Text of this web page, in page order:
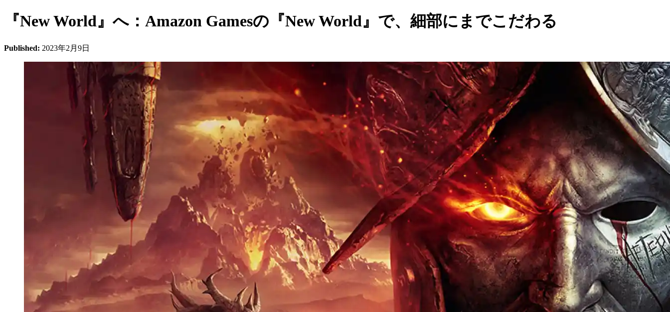
『New World』へ：Amazon Gamesの『New World』で、細部にまでこだわる
Published: 2023年2月9日